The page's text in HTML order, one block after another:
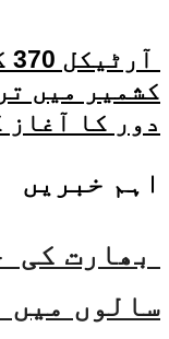
کشمیر میں
دور کا آغاز
اہم خبریں